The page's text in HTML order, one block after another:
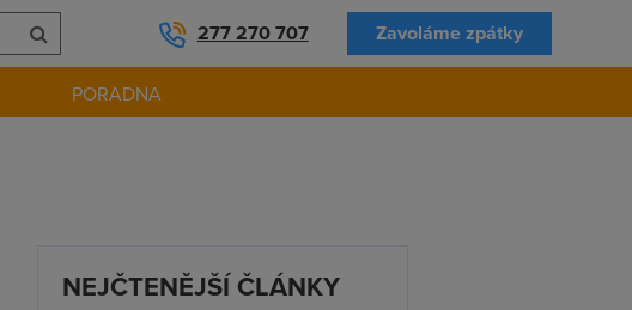
277 270 707 Zavoláme zpátky
PORADNA
NEJČTENĚJŠÍ ČLÁNKY